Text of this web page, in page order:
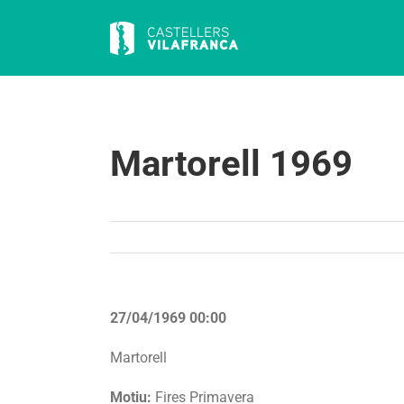
Martorell 1969
27/04/1969 00:00
Martorell
Motiu: Fires Primavera